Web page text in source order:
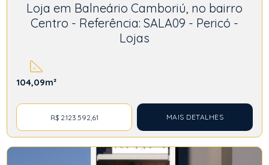
Loja em Balneário Camboriú, no bairro
Centro - Referência: SALA09 - Pericó -
Lojas
104,09m²
R$ 2.123.592,61 MAIS DETALHES